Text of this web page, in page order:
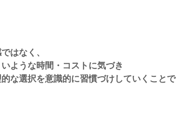
はなく、
ような時間・コストに気づき
な選択を意識的に習慣づけしていくことで